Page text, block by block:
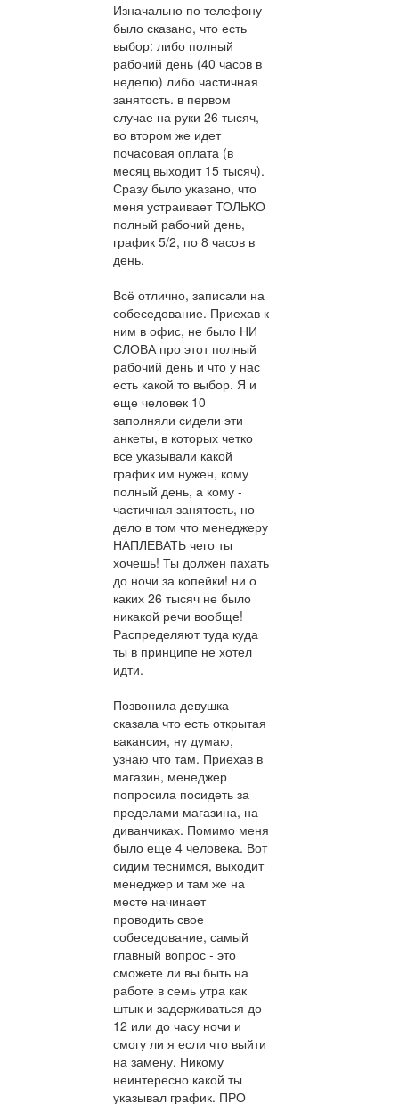
Изначально по телефону
было сказано, что есть
выбор: либо полный
рабочий день (40 часов в
неделю) либо частичная
занятость. в первом
случае на руки 26 тысяч,
во втором же идет
почасовая оплата (в
месяц выходит 15 тысяч).
Сразу было указано, что
меня устраивает ТОЛЬКО
полный рабочий день,
график 5/2, по 8 часов в
день.
Всё отлично, записали на
собеседование. Приехав к
ним в офис, не было НИ
СЛОВА про этот полный
рабочий день и что у нас
есть какой то выбор. Я и
еще человек 10
заполняли сидели эти
анкеты, в которых четко
все указывали какой
график им нужен, кому
полный день, а кому -
частичная занятость, но
дело в том что менеджеру
НАПЛЕВАТЬ чего ты
хочешь! Ты должен пахать
до ночи за копейки! ни о
каких 26 тысяч не было
никакой речи вообще!
Распределяют туда куда
ты в принципе не хотел
идти.
Позвонила девушка
сказала что есть открытая
вакансия, ну думаю,
узнаю что там. Приехав в
магазин, менеджер
попросила посидеть за
пределами магазина, на
диванчиках. Помимо меня
было еще 4 человека. Вот
сидим теснимся, выходит
менеджер и там же на
месте начинает
проводить свое
собеседование, самый
главный вопрос - это
сможете ли вы быть на
работе в семь утра как
штык и задерживаться до
12 или до часу ночи и
смогу ли я если что выйти
на замену. Никому
неинтересно какой ты
указывал график. ПРО